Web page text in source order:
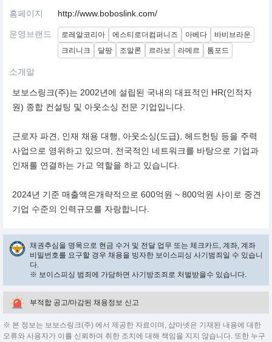
홈페이지 http://www.boboslink.com/
운영브랜드 로레알코리아 에스티로더컴퍼니즈 아베다
바비브라운
크리니크
달팡 조말론 르라보 라메르 톰포드
소개말
보보스링크(주)는 2002년에 설립된 국내의 대표적인 HR(인적자
원) 종합 컨설팅 및 아웃소싱 전문 기업입니다.
근로자 파견, 인재 채용 대행, 아웃소싱(도급), 헤드헌팅 등을 주력
사업으로 영위하고 있으며, 전국적인 네트워크를 바탕으로 기업과
인재를 연결하는 가교 역할을 하고 있습니다.
2024년 기준 매출액은개략적으로 600억원 ~ 800억원 사이로 중견
기업 수준의 인력규모를 자랑합니다.
채권추심을 명목으로 현금 수거 및 전달 업무 또는 체크카드, 계좌, 계좌
비밀번호를 요구할 경우 채용을 빙자한 보이스피싱 사기범죄일 수 있습니
다.
※ 보이스피싱 범죄에 가담하면 사기방조죄로 처벌받을수 있습니다.
부적합 공고/마감된 채용정보 신고
※ 본 정보는 보보스링크(주) 에서 제공한 자료이며, 샵마넷은 기재된 내용에 대한
오류와 사용자가 이를 신뢰하여 취한 조치에 대해 책임을 지지 않습니다. 또한 누구